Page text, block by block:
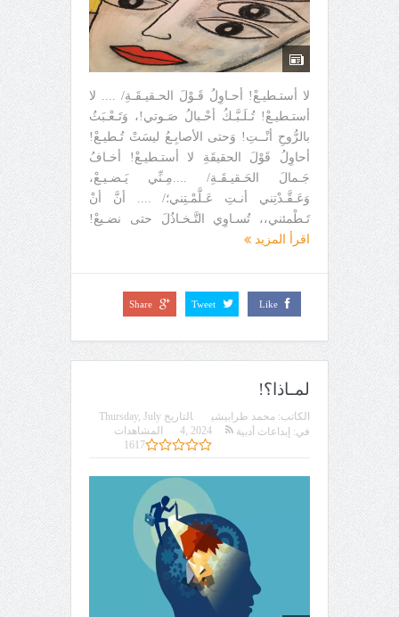
لا أستـطيـعْ! أحـاوِلُ قَـوْلَ الحـقيـقَـةِ/ .... لا
أستـطيـعْ! تُـلَـبَّـكُ أحْـبالُ صَـوتي!، وَتَـعْـبَثُ
بالرُّوحِ أنْــتِ! وَحتى الأصابِـعُ ليسَتْ تُـطيـعْ!
أحاوِلُ قَوْلَ الحقيقَةِ لا أستـطيـعْ! أخـافُ
جَـمالَ الحَـقيـقَـةِ/ ....مِـنِّي يَـضـيـعْ،
وَعَـقَّـدْتِني أنـتِ عَـلَّمْـتِني؛/ .... أنَّ أنْ
تَـطْمئني،، تُسـاوِي التَّـخـاذُلَ حتى نضـيعْ!
اقرأ المزيد
Like
Tweet
Share
لمـاذا؟!
الكاتب: محمد طرابيشي التاريخ Thursday, July
4, 2024
في: إبداعات أدبية
المشاهدات
1617